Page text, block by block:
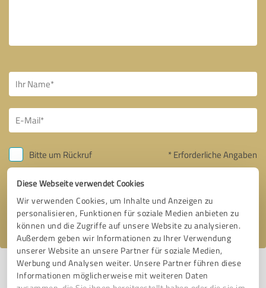
Diese Webseite verwendet Cookies
Wir verwenden Cookies, um Inhalte und Anzeigen zu
personalisieren, Funktionen für soziale Medien anbieten zu
können und die Zugriffe auf unsere Website zu analysieren.
Außerdem geben wir Informationen zu Ihrer Verwendung
unserer Website an unsere Partner für soziale Medien,
Werbung und Analysen weiter. Unsere Partner führen diese
Informationen möglicherweise mit weiteren Daten
Bitte um Rückruf * Erforderliche Angaben
Nachricht senden
Ich stimme denDatenschutzbestimmungenzu.
Profil aktiv seit 22.05.2019 |Letzte Aktualisierung: 22.05.2019|Profil
melden